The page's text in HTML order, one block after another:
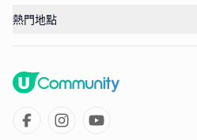
熱門地點